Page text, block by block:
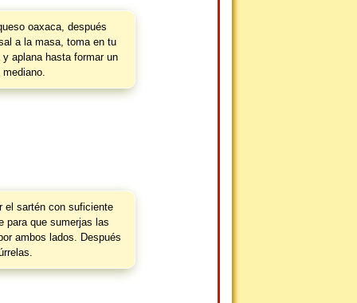
oaxaca, después
a la masa, toma en tu
aplana hasta formar un
el sartén con suficiente
para que sumerjas las
ambos lados. Después